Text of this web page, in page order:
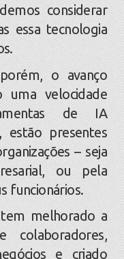
considerar
essa tecnologia
o avanço
uma velocidade
de IA
estão presentes
– seja
ou pela
funcionários.
melhorado a
colaboradores,
e criado